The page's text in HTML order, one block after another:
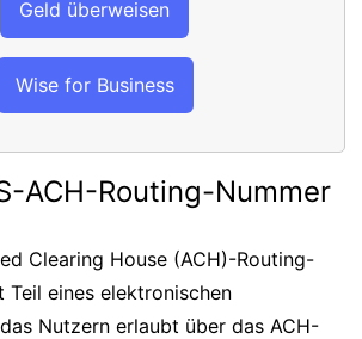
Geld überweisen
Wise for Business
ACH-Routing-Nummer
Clearing House (ACH)-Routing-
Teil eines elektronischen
Nutzern erlaubt über das ACH-